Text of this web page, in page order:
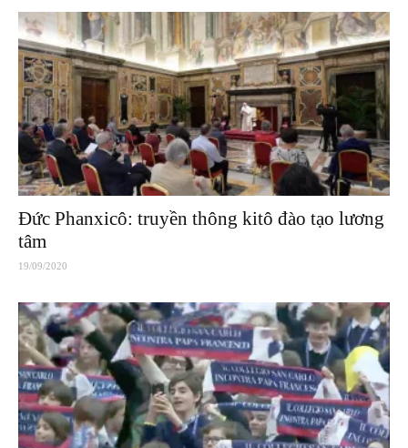
Đức Phanxicô: truyền thông kitô đào tạo lương
tâm
19/09/2020